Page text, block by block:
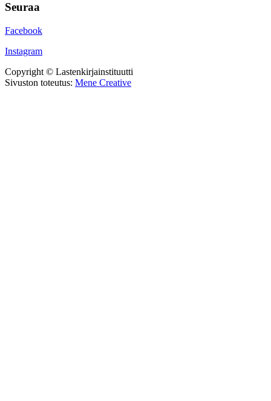
Seuraa
Facebook
Instagram
Copyright © Lastenkirjainstituutti
Sivuston toteutus: Mene Creative